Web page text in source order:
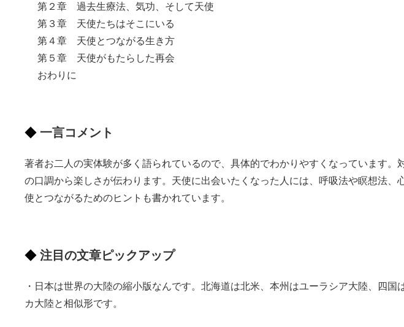
第２章 過去生療法、気功、そして天使
第３章 天使たちはそこにいる
第４章 天使とつながる生き方
第５章 天使がもたらした再会
おわりに
一言コメント
著者お二人の実体験が多く語られているので、具体的でわかりやすくなっています。
の口調から楽しさが伝わります。天使に出会いたくなった人には、呼吸法や瞑想法、
使とつながるためのヒントも書かれています。
注目の文章ピックアップ
・日本は世界の大陸の縮小版なんです。北海道は北米、本州はユーラシア大陸、四国
カ大陸と相似形です。